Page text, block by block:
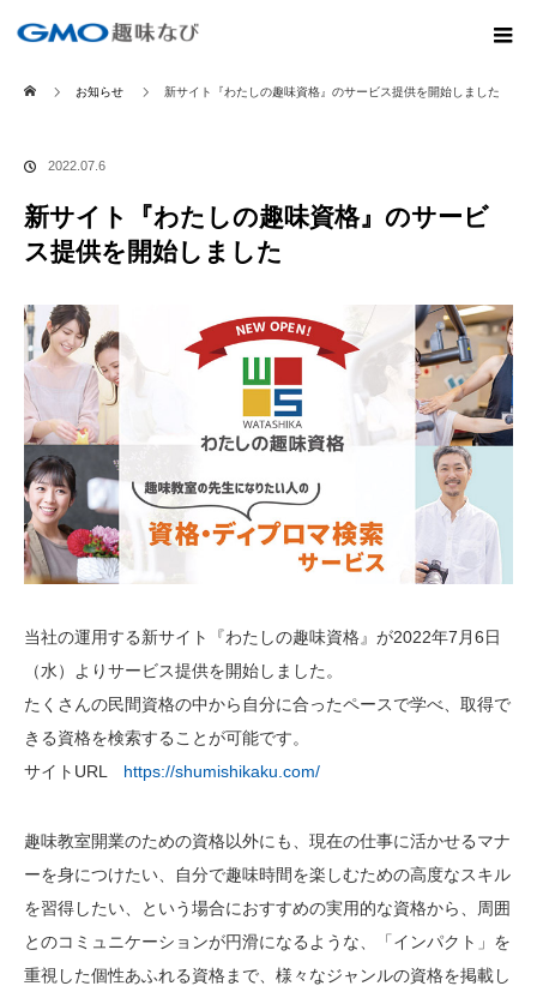
お知らせ
新サイト『わたしの趣味資格』のサービス提供を開始しました
2022.07.6
新サイト『わたしの趣味資格』のサービ
ス提供を開始しました
当社の運用する新サイト『わたしの趣味資格』が2022年7月6日
（水）よりサービス提供を開始しました。
たくさんの民間資格の中から自分に合ったペースで学べ、取得で
きる資格を検索することが可能です。
サイトURL https://shumishikaku.com/
趣味教室開業のための資格以外にも、現在の仕事に活かせるマナ
ーを身につけたい、自分で趣味時間を楽しむための高度なスキル
を習得したい、という場合におすすめの実用的な資格から、周囲
とのコミュニケーションが円滑になるような、「インパクト」を
重視した個性あふれる資格まで、様々なジャンルの資格を掲載し